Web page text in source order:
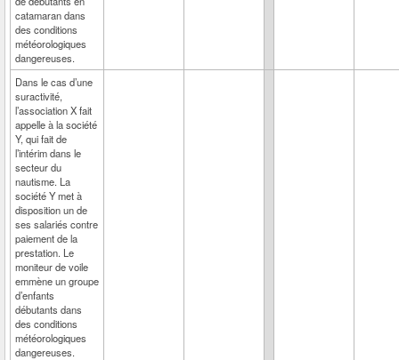
catamaran dans
des conditions
météorologiques
dangereuses.
Dans le cas d’une
suractivité,
l’association X fait
appelle à la société
Y, qui fait de
l’intérim dans le
secteur du
nautisme. La
société Y met à
disposition un de
ses salariés contre
paiement de la
prestation. Le
moniteur de voile
emmène un groupe
d’enfants
débutants dans
des conditions
météorologiques
dangereuses.